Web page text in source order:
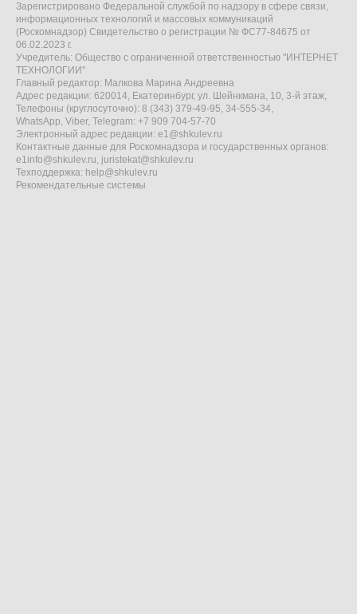
Зарегистрировано Федеральной службой по надзору в сфере связи,
информационных технологий и массовых коммуникаций
(Роскомнадзор) Свидетельство о регистрации № ФС77-84675 от
06.02.2023 г.
Учредитель: Общество с ограниченной ответственностью "ИНТЕРНЕТ
ТЕХНОЛОГИИ"
Главный редактор: Малкова Марина Андреевна
Адрес редакции: 620014, Екатеринбург, ул. Шейнкмана, 10, 3-й этаж,
Телефоны (круглосуточно): 8 (343) 379-49-95, 34-555-34,
WhatsApp, Viber, Telegram: +7 909 704-57-70
Электронный адрес редакции: e1@shkulev.ru
Контактные данные для Роскомнадзора и государственных органов:
e1info@shkulev.ru, juristekat@shkulev.ru
Техподдержка: help@shkulev.ru
Рекомендательные системы